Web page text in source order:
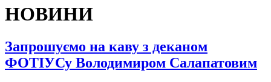
НОВИНИ
Запрошуємо на каву з деканом
ФОТІУСу Володимиром Салапатовим